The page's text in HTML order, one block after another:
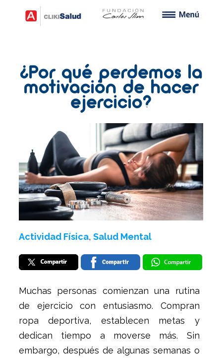
¿Por qué perdemos la
motivación de hacer
ejercicio?
Actividad Física, Salud Mental
Muchas personas comienzan una rutina
de ejercicio con entusiasmo. Compran
ropa deportiva, establecen metas y
dedican tiempo a moverse más. Sin
embargo, después de algunas semanas o